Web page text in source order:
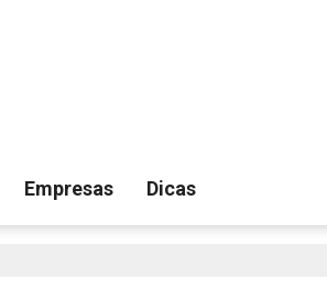
Empresas Dicas